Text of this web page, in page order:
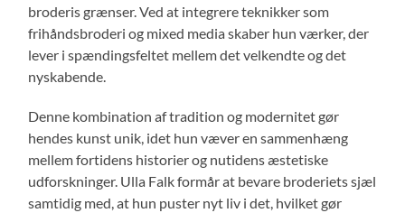
broderis grænser. Ved at integrere teknikker som
frihåndsbroderi og mixed media skaber hun værker, der
lever i spændingsfeltet mellem det velkendte og det
nyskabende.
Denne kombination af tradition og modernitet gør
hendes kunst unik, idet hun væver en sammenhæng
mellem fortidens historier og nutidens æstetiske
udforskninger. Ulla Falk formår at bevare broderiets sjæl
samtidig med, at hun puster nyt liv i det, hvilket gør